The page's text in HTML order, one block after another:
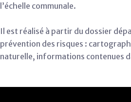
l’échelle communale.
Il est réalisé à partir du dossier
prévention des risques :
naturelle, informations contenues